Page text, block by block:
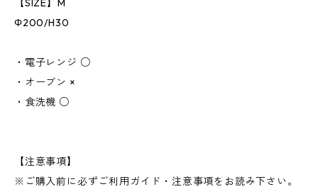
【SIZE】M
Φ200/H30
・電子レンジ ○
・オーブン ×
・食洗機 ○
【注意事項】
※ご購入前に必ずご利用ガイド・注意事項をお読み下さい。